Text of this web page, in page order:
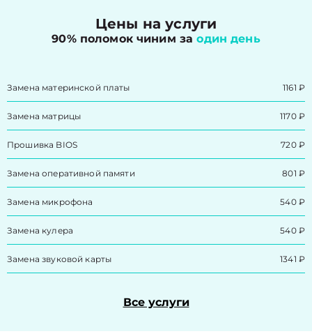
Цены на услуги
90% поломок чиним заодин день
Замена материнской платы 1161 ₽
Замена матрицы 1170 ₽
Прошивка BIOS 720 ₽
Замена оперативной памяти 801 ₽
Замена микрофона 540 ₽
Замена кулера 540 ₽
Замена звуковой карты 1341 ₽
Все услуги